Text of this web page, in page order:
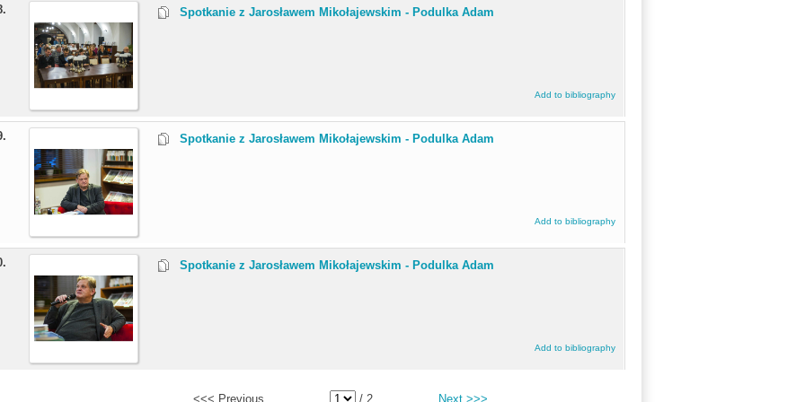
Spotkanie z Jarosławem Mikołajewskim - Podulka Adam
Add to bibliography
Spotkanie z Jarosławem Mikołajewskim - Podulka Adam
Add to bibliography
Spotkanie z Jarosławem Mikołajewskim - Podulka Adam
Add to bibliography
<<< Previous / 2 Next >>>